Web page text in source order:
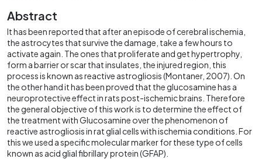
Abstract
It has been reported that after an episode of cerebral ischemia,
the astrocytes that survive the damage, take a few hours to
activate again. The ones that proliferate and get hypertrophy,
form a barrier or scar that insulates, the injured region, this
process is known as reactive astrogliosis (Montaner, 2007). On
the other hand it has been proved that the glucosamine has a
neuroprotective effect in rats post-ischemic brains. Therefore
the general objective of this work is to determine the effect of
the treatment with Glucosamine over the phenomenon of
reactive astrogliosis in rat glial cells with ischemia conditions. For
this we used a specific molecular marker for these type of cells
known as acid glial fibrillary protein (GFAP).